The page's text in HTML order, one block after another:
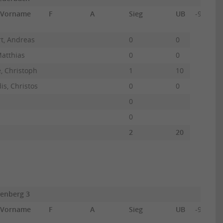
Vorname F A Sieg UB -90
Andreas 0
0
0
0
Christoph 1
10
Christos 0
0
0
0
2
20
3
Vorname F A Sieg UB -90